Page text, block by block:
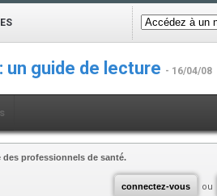
un guide de lecture - 16/04/08
connectez-vous ou
des professionnels de santé.